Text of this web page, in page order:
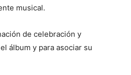
musical.
de celebración y
álbum y para asociar su